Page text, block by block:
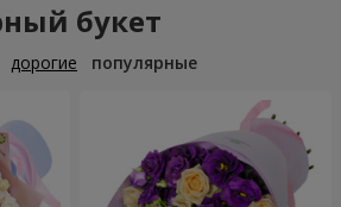
букет
дорогие популярные